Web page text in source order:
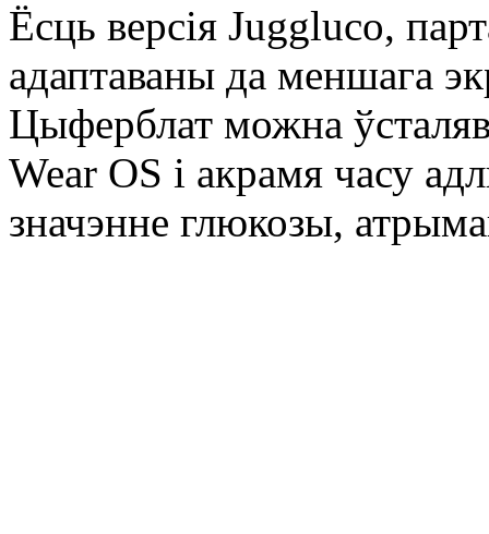
Ёсць версія Juggluco,
адаптаваны да меншага
Цыферблат можна
Wear OS і акрамя часу
значэнне глюкозы,